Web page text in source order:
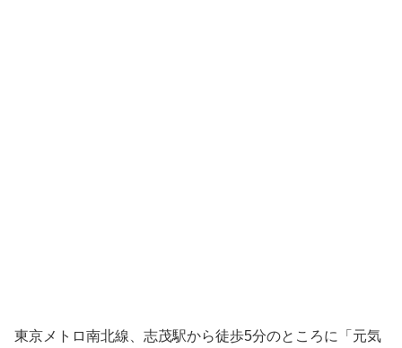
東京メトロ南北線、志茂駅から徒歩5分のところに「元気